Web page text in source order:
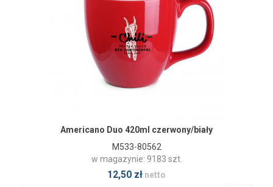
Americano Duo 420ml czerwony/biały
M533-80562
w magazynie: 9183 szt.
12,50 zł netto